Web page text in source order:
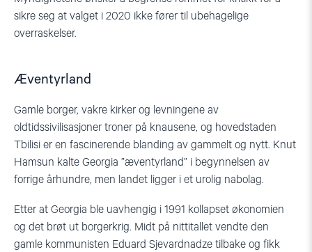
sikre seg at valget i 2020 ikke fører til ubehagelige
overraskelser.
Æventyrland
Gamle borger, vakre kirker og levningene av
oldtidssivilisasjoner troner på knausene, og hovedstaden
Tbilisi er en fascinerende blanding av gammelt og nytt. Knut
Hamsun kalte Georgia ”æventyrland” i begynnelsen av
forrige århundre, men landet ligger i et urolig nabolag.
Etter at Georgia ble uavhengig i 1991 kollapset økonomien
og det brøt ut borgerkrig. Midt på nittitallet vendte den
gamle kommunisten Eduard Sjevardnadze tilbake og fikk